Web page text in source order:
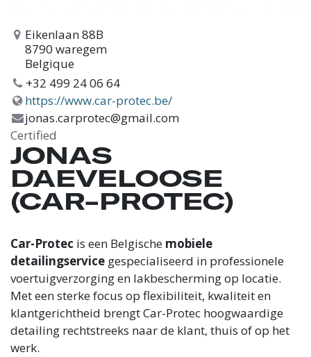
Eikenlaan 88B
8790 waregem
Belgique
+32 499 24 06 64
https://www.car-protec.be/
jonas.carprotec@gmail.com
Certified
JONAS
DAEVELOOSE
(CAR-PROTEC)
Car-Protec is een Belgische mobiele
detailingservice gespecialiseerd in professionele
voertuigverzorging en lakbescherming op locatie.
Met een sterke focus op flexibiliteit, kwaliteit en
klantgerichtheid brengt Car-Protec hoogwaardige
detailing rechtstreeks naar de klant, thuis of op het
werk.